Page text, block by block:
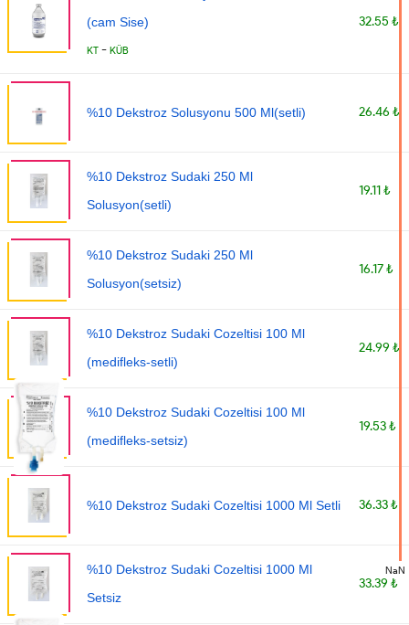
(cam Sise)
KT - KÜB
32.55 ₺
%10 Dekstroz Solusyonu 500 Ml(setli) 26.46 ₺
%10 Dekstroz Sudaki 250 Ml
Solusyon(setli)
19.11 ₺
%10 Dekstroz Sudaki 250 Ml
Solusyon(setsiz)
16.17 ₺
%10 Dekstroz Sudaki Cozeltisi 100 Ml
(medifleks-setli)
24.99 ₺
%10 Dekstroz Sudaki Cozeltisi 100 Ml
(medifleks-setsiz)
19.53 ₺
%10 Dekstroz Sudaki Cozeltisi 1000 Ml Setli 36.33 ₺
%10 Dekstroz Sudaki Cozeltisi 1000 Ml
Setsiz
33.39 ₺
NaN